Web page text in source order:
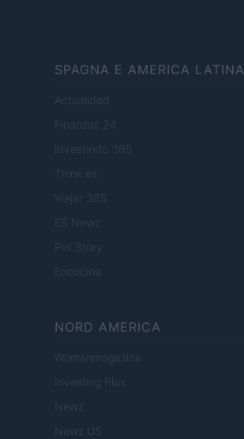
SPAGNA E AMERICA LATINA
Actualidad
Finanzas 24
Investindo 365
Think.es
Viajar 365
ES Newz
Pet Story
Encocina
NORD AMERICA
Womanmagazine
Investing Plus
Newz
Newz US